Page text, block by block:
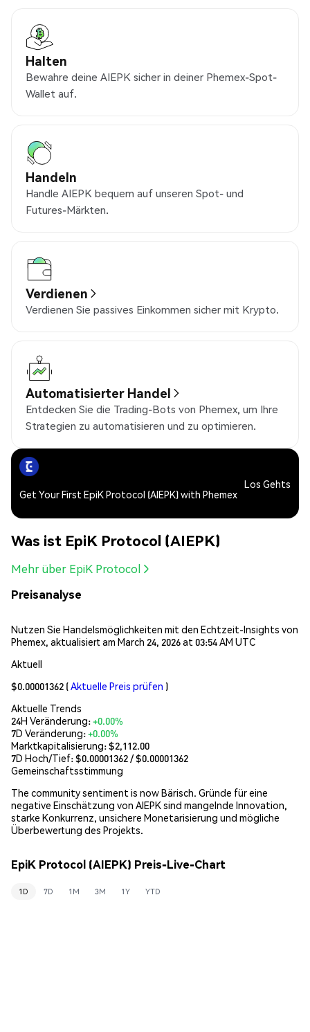
Halten
Bewahre deine AIEPK sicher in deiner Phemex-Spot-
Wallet auf.
Handeln
Handle AIEPK bequem auf unseren Spot- und
Futures-Märkten.
Verdienen
Verdienen Sie passives Einkommen sicher mit Krypto.
Automatisierter Handel
Entdecken Sie die Trading-Bots von Phemex, um Ihre
Strategien zu automatisieren und zu optimieren.
Get Your First EpiK Protocol (AIEPK) with Phemex
Los Gehts
Was ist EpiK Protocol (AIEPK)
Mehr über EpiK Protocol
Preisanalyse
Nutzen Sie Handelsmöglichkeiten mit den Echtzeit-Insights von
Phemex, aktualisiert am March 24, 2026 at 03:54 AM UTC
Aktuell
$0.00001362 (Aktuelle Preis prüfen )
Aktuelle Trends
24H Veränderung:+0.00%
7D Veränderung:+0.00%
Marktkapitalisierung:$2,112.00
7D Hoch/Tief: $0.00001362/ $0.00001362
Gemeinschaftsstimmung
The community sentiment is now Bärisch. Gründe für eine
negative Einschätzung von AIEPK sind mangelnde Innovation,
starke Konkurrenz, unsichere Monetarisierung und mögliche
Überbewertung des Projekts.
EpiK Protocol (AIEPK) Preis-Live-Chart
1D 7D 1M 3M 1Y YTD